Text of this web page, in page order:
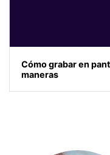
Cómo grabar en
maneras